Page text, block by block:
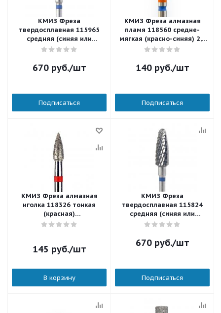
КМИЗ Фреза
твердосплавная 115965
средняя (синяя или
бесцветная) 6,0 мм.
670руб./шт
Подписаться
КМИЗ Фреза алмазная
пламя 118560 cредне-
мягкая (красно-синяя) 2,3
мм.
140руб./шт
Подписаться
КМИЗ Фреза алмазная
иголка 118326 тонкая
(красная)
856.104.249.070.030 3,0 мм.
145 руб./шт
В корзину
КМИЗ Фреза
твердосплавная 115824
средняя (синяя или
бесцветная) 5,0 мм.
670руб./шт
Подписаться